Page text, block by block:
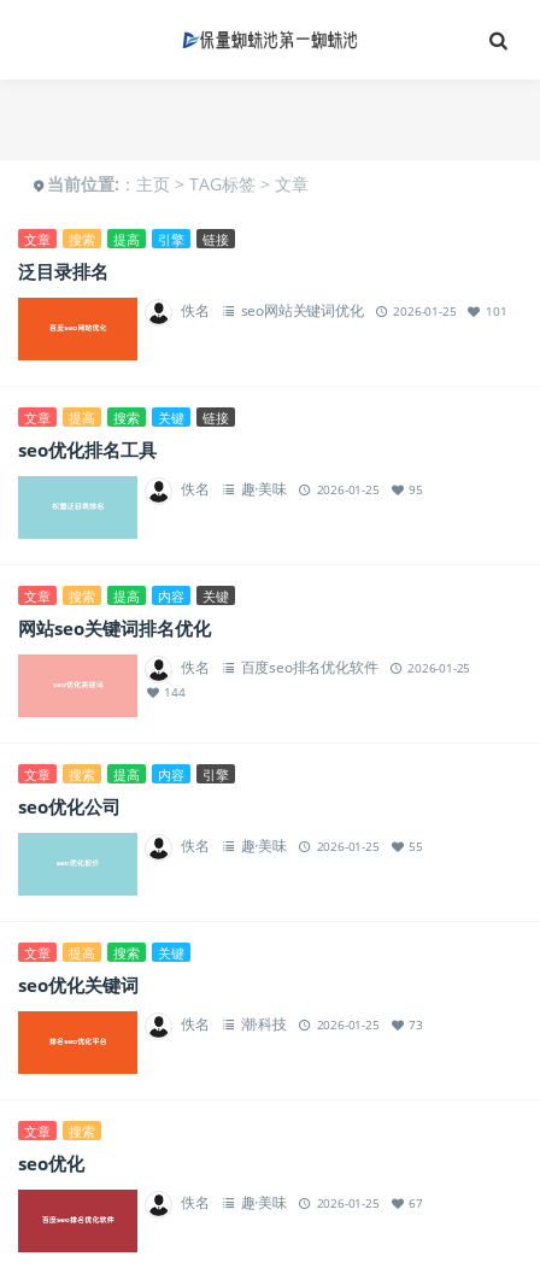
当前位置: ： 主页 > TAG标签 > 文章
文章 搜索 提高 引擎 链接
泛目录排名
佚名 seo网站关键词优化 2026-01-25 101
文章 提高 搜索 关键 链接
seo优化排名工具
佚名 趣·美味 2026-01-25 95
文章 搜索 提高 内容 关键
网站seo关键词排名优化
佚名 百度seo排名优化软件
2026-01-25
144
文章 搜索 提高 内容 引擎
seo优化公司
佚名 趣·美味 2026-01-25 55
文章 提高 搜索 关键
seo优化关键词
佚名 潮·科技 2026-01-25 73
文章 搜索
seo优化
佚名 趣·美味 2026-01-25 67